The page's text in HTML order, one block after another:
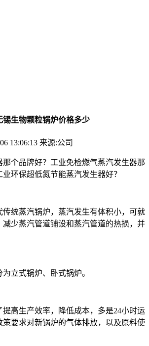
锡生物颗粒锅炉价格多少
13:06:13 来源:公司
那个品牌好？工业免检燃气蒸汽发生器那
环保超低氮节能蒸汽发生器好？
传统蒸汽锅炉，蒸汽发生有体积小，可就
减少蒸汽管道铺设和蒸汽管道的热损，并
立式锅炉、卧式锅炉。
高生产效率，降低成本，多是24小时运
策要求对新锅炉的气体排放，以及原料使